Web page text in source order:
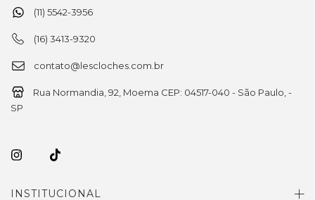
(11) 5542-3956
(16) 3413-9320
contato@lescloches.com.br
Rua Normandia, 92, Moema CEP: 04517-040 - São Paulo, -
SP
INSTITUCIONAL